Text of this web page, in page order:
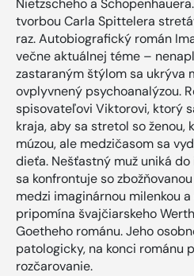
Nietzscheho a
tvorbou Carla Spittelera
raz. Autobiografický román
večne aktuálnej téme –
zastaraným štýlom sa ukrýva
ovplyvnený psychoanalýzou.
spisovateľovi Viktorovi, ktorý
kraja, aby sa stretol so ženou,
múzou, ale medzičasom sa
dieťa. Nešťastný muž uniká
sa konfrontuje so
medzi imaginárnou milenkou
pripomína švajčiarskeho
Goetheho románu. Jeho
patologicky, na konci románu
rozčarovanie.